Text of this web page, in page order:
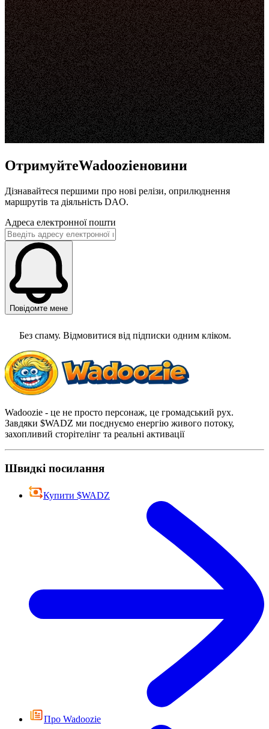
ОтримуйтеWadoozieновини
Дізнавайтеся першими про нові релізи, оприлюднення
маршрутів та діяльність DAO.
Адреса електронної пошти
Повідомте мене
Без спаму. Відмовитися від підписки одним кліком.
Wadoozie - це не просто персонаж, це громадський рух.
Завдяки $WADZ ми поєднуємо енергію живого потоку,
захопливий сторітелінг та реальні активації
Швидкі посилання
Купити $WADZ
Про Wadoozie